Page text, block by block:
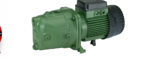
72.00 €.
110.00 €.